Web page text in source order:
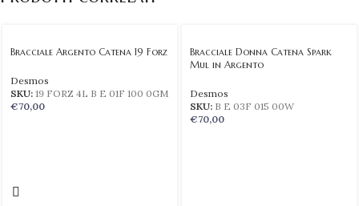
Bracciale Argento Catena 19 Forz
Desmos
SKU: 19 FORZ 4L B E 01F 100 0GM
€70,00
Bracciale Donna Catena Spark
Mul in Argento
Desmos
SKU: B E 03F 015 00W
€70,00